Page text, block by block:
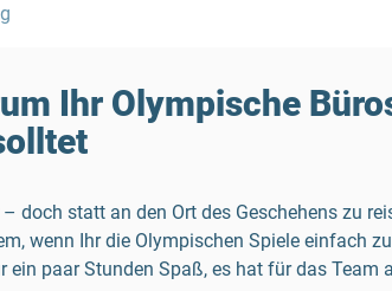
Ihr Olympische
doch statt an den Ort des Geschehens zu
wenn Ihr die Olympischen Spiele einfach
paar Stunden Spaß, es hat für das Team